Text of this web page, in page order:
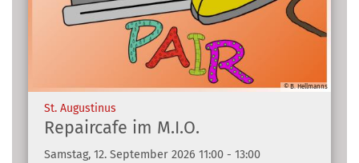
© B. Hellmanns
St. Augustinus
Repaircafe im M.I.O.
Samstag, 12. September 2026 11:00 - 13:00